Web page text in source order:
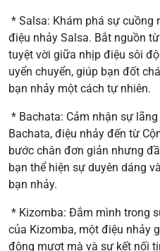
* Salsa: Khám phá sự cuồng
điệu nhảy Salsa. Bắt nguồn
tuyệt vời giữa nhịp điệu sôi
uyển chuyển, giúp bạn đốt
bạn nhảy một cách tự nhiên.
* Bachata: Cảm nhận sự
Bachata, điệu nhảy đến từ
bước chân đơn giản nhưng
bạn thể hiện sự duyên dáng
bạn nhảy.
* Kizomba: Đắm mình trong
của Kizomba, một điệu nhảy
động mượt mà và sự kết nối